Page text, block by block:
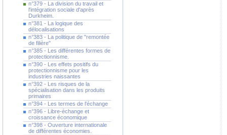
n°379 - La division du travail et
l'intégration sociale d'après
Durkheim.
n°381 - La logique des
délocalisations
n°383 - La politique de "remontée
de filière"
n°385 - Les différentes formes de
protectionnisme.
n°390 - Les effets positifs du
protectionnisme pour les
industries naissantes
n°392 - Les risques de la
spécialisation dans les produits
primaires
n°394 - Les termes de l'échange
n°396 - Libre-échange et
croissance économique
n°398 - Ouverture internationale
de différentes économies.